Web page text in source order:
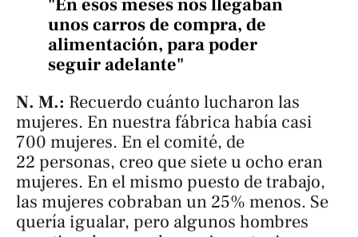
unos carros de compra, de
alimentación, para poder
seguir adelante"
N. M.: Recuerdo cuánto lucharon las
mujeres. En nuestra fábrica había casi
700 mujeres. En el comité, de
22 personas, creo que siete u ocho eran
mujeres. En el mismo puesto de trabajo,
las mujeres cobraban un 25% menos. Se
quería igualar, pero algunos hombres